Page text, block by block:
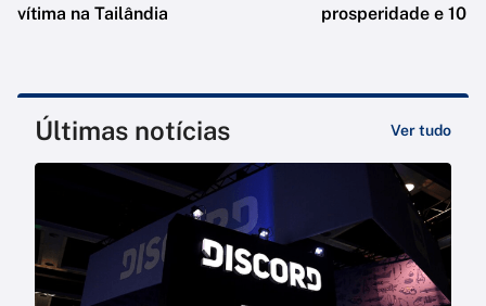
vítima na Tailândia
prosperidade e 10
Últimas notícias Ver tudo